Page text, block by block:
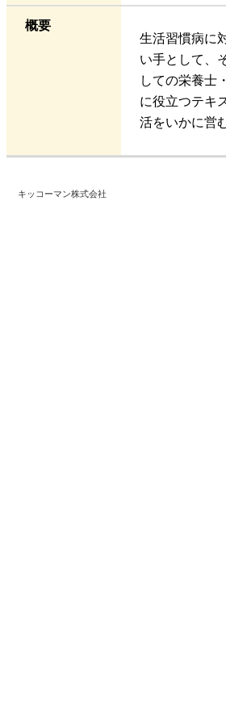
概要
生活習慣病に
い手として、
しての栄養士
に役立つテキ
活をいかに営
キッコーマン株式会社